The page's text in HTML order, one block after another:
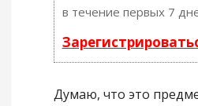
в течение первых 7
Думаю, что это